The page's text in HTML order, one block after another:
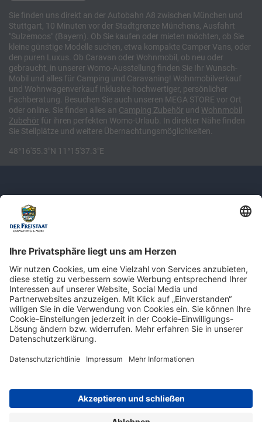
Sie finden uns direkt an der Autobahn A8 zwischen München und
Stuttgart, 10 Minuten vor der Stadtgrenze Münchens, Ausfahrt
"Sulzemoos" (Bayern). Ob Sie kaufen oder mieten möchten, ob Sie
kleine günstige Modelle suchen, etwa kompakte Camper Vans, oder
den puren Luxus. Ob Caravan oder Wohnmobil, ob neu oder
gebraucht, in unserer Womo-Ausstellung finden Sie Ihr Wunsch-
Mobil und alles für Camping und Caravaning! Wohnmobilverkauf
und Wohnwagenverkauf inklusive hochwertiger, persönlicher
Fachberatung. Besuchen Sie auch unseren MEGA STORE vor Ort
oder online. Sie finden alles an Camping Zubehör und Wohnmobil
Zubehör für ihren perfekten Womo-Urlaub. In direkter Nähe finden
Sie Stellplätze und weitere Übernachtungsmöglichkeiten.
48°16'55.3"N 11°15'37.3"E
Newsletter: Jetzt auf
shop.derfreistaat.de anmelden und
einen 5€ Gutschein für unseren Online-
Shop erhalten!*
Impressum Datenschutz Barrierefreiheit